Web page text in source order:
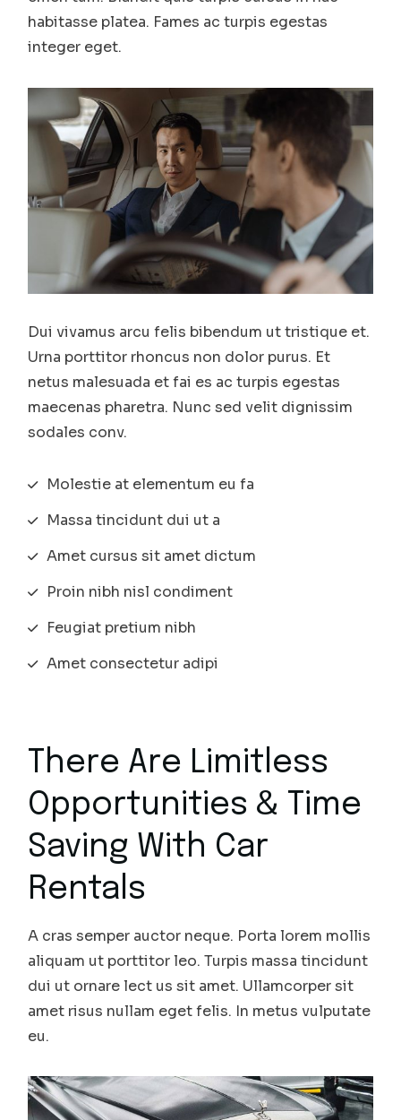
habitasse platea. Fames ac turpis egestas
integer eget.
Dui vivamus arcu felis bibendum ut tristique et.
Urna porttitor rhoncus non dolor purus. Et
netus malesuada et fai es ac turpis egestas
maecenas pharetra. Nunc sed velit dignissim
sodales conv.
Molestie at elementum eu fa
Massa tincidunt dui ut a
Amet cursus sit amet dictum
Proin nibh nisl condiment
Feugiat pretium nibh
Amet consectetur adipi
There Are Limitless
Opportunities & Time
Saving With Car
Rentals
A cras semper auctor neque. Porta lorem mollis
aliquam ut porttitor leo. Turpis massa tincidunt
dui ut ornare lect us sit amet. Ullamcorper sit
amet risus nullam eget felis. In metus vulputate
eu.